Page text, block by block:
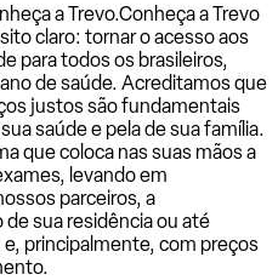
a Trevo.Conheça a Trevo
claro: tornar o acesso aos
para todos os brasileiros,
de saúde. Acreditamos que
justos são fundamentais
saúde e pela de sua família.
que coloca nas suas mãos a
levando em
parceiros, a
sua residência ou até
principalmente, com preços